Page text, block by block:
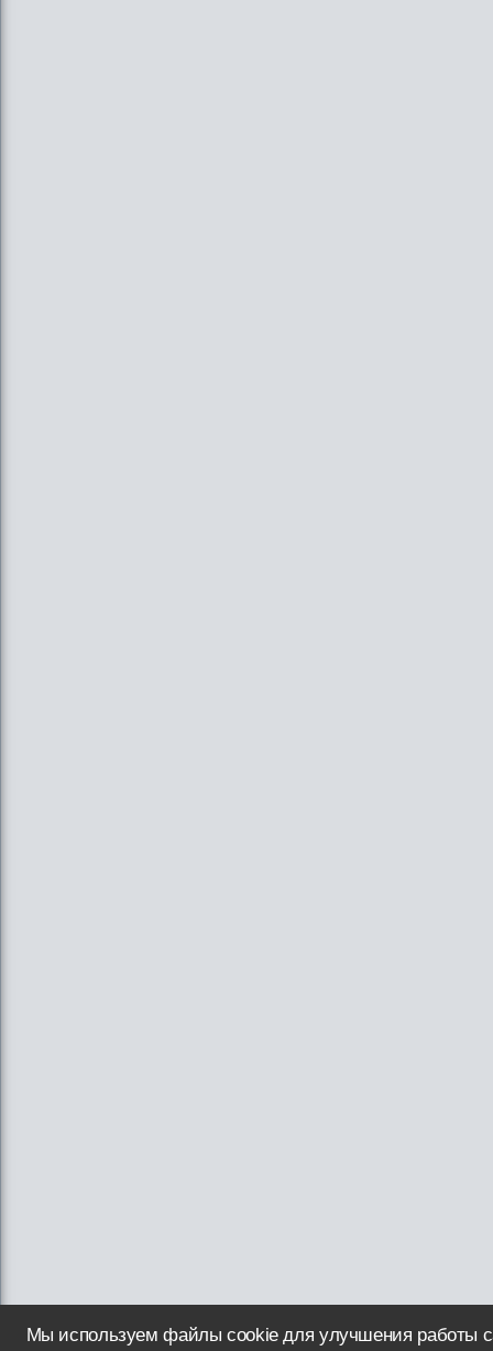
Мы используем файлы cookie для улучшения работы